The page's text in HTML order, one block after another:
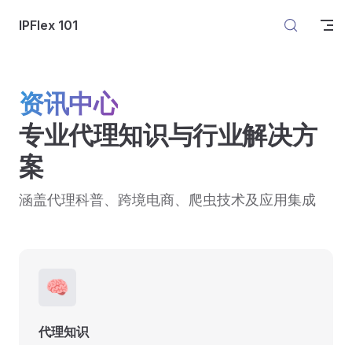
Skip to content
IPFlex 101
资讯中心
专业代理知识与行业解决方
案
涵盖代理科普、跨境电商、爬虫技术及应用集成
🧠
代理知识